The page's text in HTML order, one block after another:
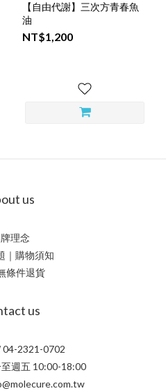
【自由代謝】三次方青春魚
油
NT$1,200
us
理念
｜購物須知
條件退貨
us
04-2321-0702
週五 10:00-18:00